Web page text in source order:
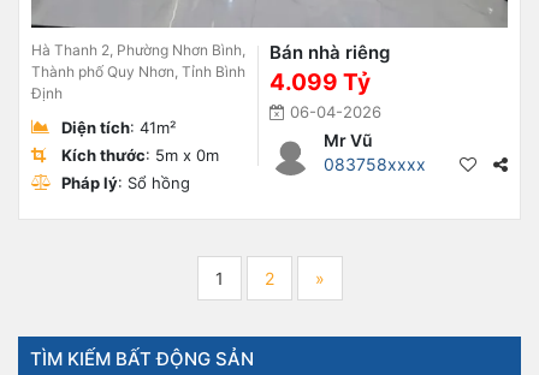
Hà Thanh 2, Phường Nhơn Bình,
Thành phố Quy Nhơn, Tỉnh Bình
Định
Diện tích: 41m²
Kích thước: 5m x 0m
Pháp lý: Sổ hồng
Bán nhà riêng
4.099 Tỷ
06-04-2026
Mr Vũ
083758xxxx
1 2 »
TÌM KIẾM BẤT ĐỘNG SẢN